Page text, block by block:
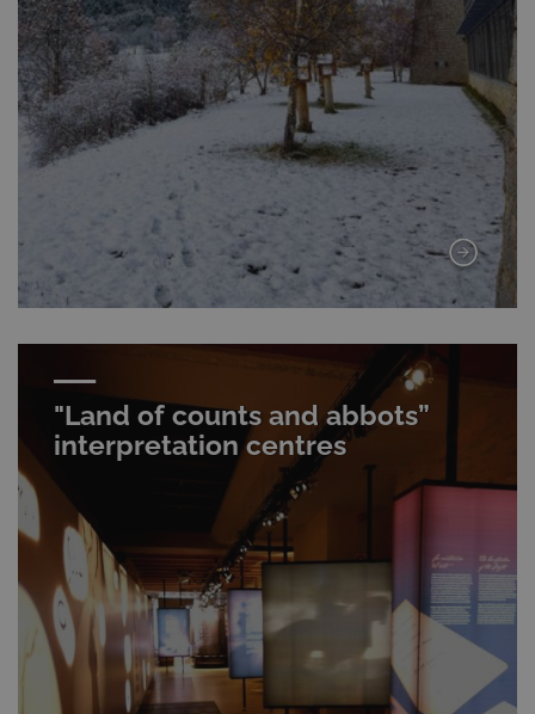
"Land of counts and abbots”
interpretation centres